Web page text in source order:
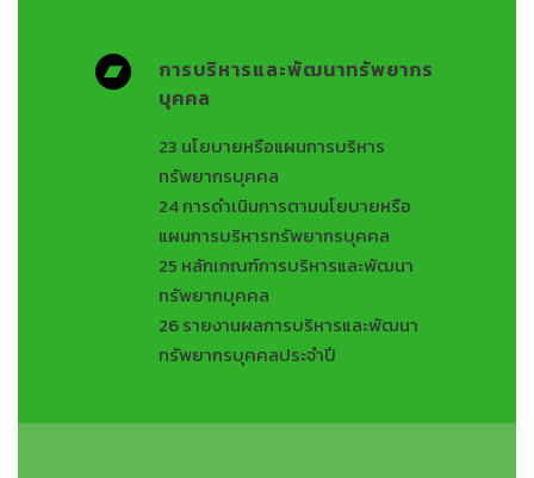
การบริหารและพัฒนาทรัพยากร
บุคคล
23 นโยบายหรือแผนการบริหาร
ทรัพยากรบุคคล
24การดำเนินการตามนโยบายหรือ
แผนการบริหารทรัพยากรบุคคล
25 หลักเกณฑ์การบริหารและพัฒนา
ทรัพยากบุคคล
26รายงานผลการบริหารและพัฒนา
ทรัพยากรบุคคลประจำปี